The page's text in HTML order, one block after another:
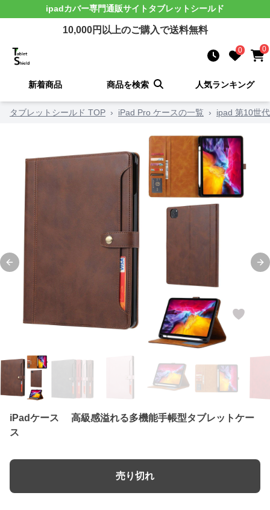
ipadカバー専門通販サイト タブレットシールド
10,000円以上のご購入で送料無料
0 0
新着商品 商品を検索 人気ランキング
タブレットシールド TOP › iPad Pro ケースの一覧 › ipad 第10世
Previous slide
iPadケース 高級感溢れる多機能手帳型タブレットケー
ス
売り切れ